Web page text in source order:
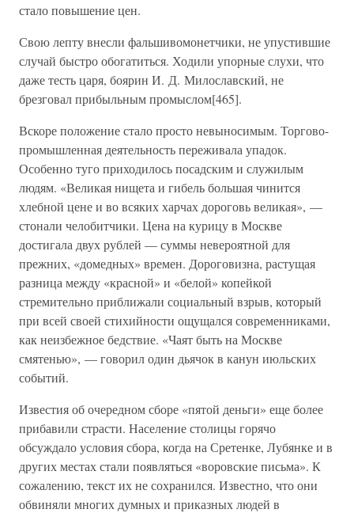
стало повышение цен.
Свою лепту внесли фальшивомонетчики, не упустившие
случай быстро обогатиться. Ходили упорные слухи, что
даже тесть царя, боярин И. Д. Милославский, не
брезговал прибыльным промыслом[465].
Вскоре положение стало просто невыносимым. Торгово-
промышленная деятельность переживала упадок.
Особенно туго приходилось посадским и служилым
людям. «Великая нищета и гибель большая чинится
хлебной цене и во всяких харчах дороговь великая», —
стонали челобитчики. Цена на курицу в Москве
достигала двух рублей — суммы невероятной для
прежних, «домедных» времен. Дороговизна, растущая
разница между «красной» и «белой» копейкой
стремительно приближали социальный взрыв, который
при всей своей стихийности ощущался современниками,
как неизбежное бедствие. «Чаят быть на Москве
смятенью», — говорил один дьячок в канун июльских
событий.
Известия об очередном сборе «пятой деньги» еще более
прибавили страсти. Население столицы горячо
обсуждало условия сбора, когда на Сретенке, Лубянке и в
других местах стали появляться «воровские письма». К
сожалению, текст их не сохранился. Известно, что они
обвиняли многих думных и приказных людей в